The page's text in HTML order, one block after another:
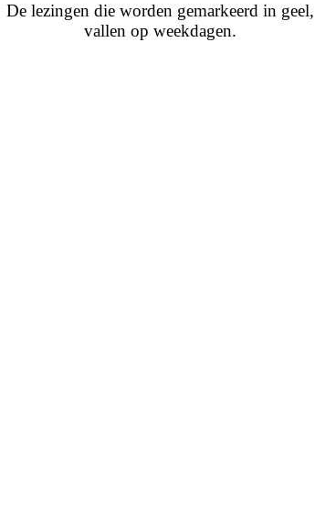
De lezingen die worden gemarkeerd in geel,
vallen op weekdagen.